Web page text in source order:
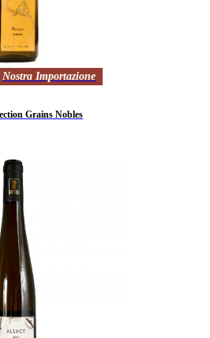
Nostra Importazione
Grains Nobles